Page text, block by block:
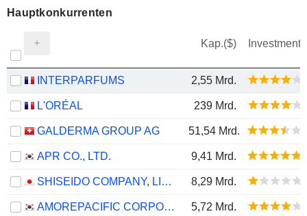
Hauptkonkurrenten
Kap.($) Investment
INTERPARFUMS 2,55 Mrd.
L'ORÉAL 239 Mrd.
GALDERMA GROUP AG 51,54 Mrd.
APR CO., LTD. 9,41 Mrd.
SHISEIDO COMPANY, LIMITED 8,29 Mrd.
AMOREPACIFIC CORPORATION 5,72 Mrd.